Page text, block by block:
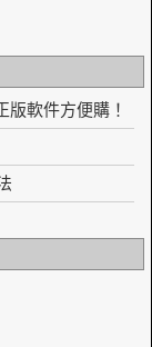
版軟件方便購！